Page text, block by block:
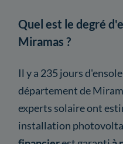
Quel est le degré
Miramas ?
Il y a 235 jours
département de
experts solaire ont
installation